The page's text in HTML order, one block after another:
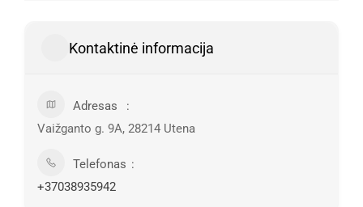
Kontaktinė informacija
Adresas
Vaižganto g. 9A, 28214 Utena
Telefonas
+37038935942